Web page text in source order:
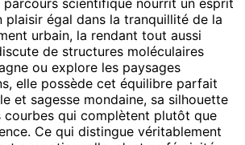
plaisir égal dans la tranquillité de la
urbain, la rendant tout aussi
de structures moléculaires
ou explore les paysages
elle possède cet équilibre parfait
et sagesse mondaine, sa silhouette
courbes qui complètent plutôt que
Ce qui distingue véritablement